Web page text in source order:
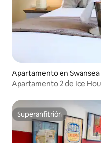
Apartamento en Swansea
Apartamento 2 de Ice
Superanfitrión
Superanfitrión